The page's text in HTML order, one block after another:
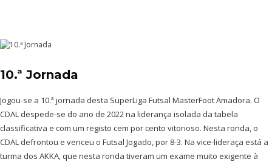
10.ª Jornada
Jogou-se a 10.ª jornada desta SuperLiga Futsal MasterFoot Amadora. O
CDAL despede-se do ano de 2022 na liderança isolada da tabela
classificativa e com um registo cem por cento vitorioso. Nesta ronda, o
CDAL defrontou e venceu o Futsal Jogado, por 8-3. Na vice-lideraça está a
turma dos AKKA, que nesta ronda tiveram um exame muito exigente à